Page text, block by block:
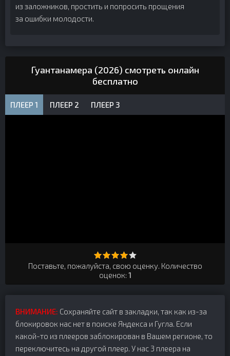
из заложников, простить и попросить прощения
за ошибки молодости.
Гуантанамера (2026) смотреть онлайн
бесплатно
ПЛЕЕР 1 ПЛЕЕР 2 ПЛЕЕР 3
Поставьте, пожалуйста, свою оценку. Количество
оценок: 1
ВНИМАНИЕ: Сохраняйте сайт в закладки, так как из-за
блокировок нас нет в поиске Яндекса и Гугла. Если
какой-то из плееров заблокирован в Вашем регионе, то
переключитесь на другой плеер. У нас 3 плеера на